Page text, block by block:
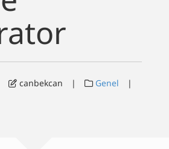
canbekcan | Genel |